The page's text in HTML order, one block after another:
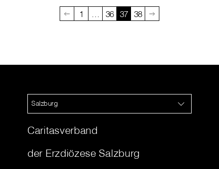
1 36 37 38
Salzburg
Caritasverband
der Erzdiözese Salzburg